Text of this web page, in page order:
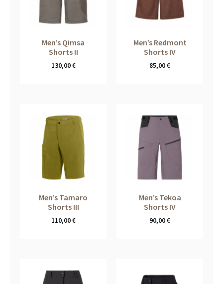
Men’s Qimsa
Shorts II
130,00€
Men’s Redmont
Shorts IV
85,00€
Men’s Tamaro
Shorts III
110,00€
Men’s Tekoa
Shorts IV
90,00€